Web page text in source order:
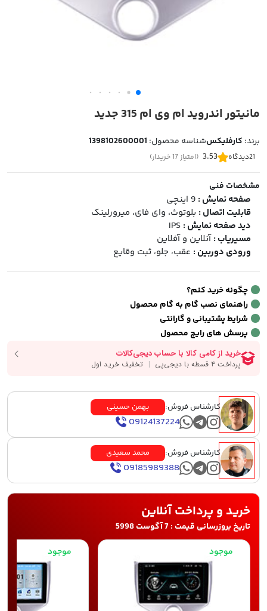
مانیتور اندروید ام وی ام 315 جدید
برند: کارفلیکسشناسه محصول: 1398102600001
21دیدگاه 3.53 (امتیاز 17 خریدار)
مشخصات فنی
صفحه نمایش : 9 اینچی
قابلیت اتصال : بلوتوث، وای فای، میرورلینک
دید صفحه نمایش : IPS
مسیریاب : آنلاین و آفلاین
ورودی دوربین : عقب، جلو، ثبت وقایع
چگونه خرید کنم؟
راهنمای نصب گام به گام محصول
شرایط پشتیبانی و گارانتی
پرسش های رایج محصول
کارشناس فروش: بهمن حسینی
09124137224
کارشناس فروش: محمد سعیدی
09185989388
خرید و پرداخت آنلاین
تاریخ بروزرسانی قیمت : 7 آگوست 5998
موجود
موجود